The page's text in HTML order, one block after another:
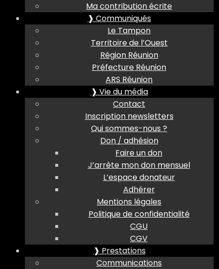
Ma contribution écrite
❱ Communiqués
Le Tampon
Territoire de l’Ouest
Région Réunion
Préfecture Réunion
ARS Réunion
❱ Vie du média
Contact
Inscription newsletters
Qui sommes-nous ?
Don / adhésion
Faire un don
J’arrête mon don mensuel
L’espace donateur
Adhérer
Mentions légales
Politique de confidentialité
CGU
CGV
❱ Prestations
Communications